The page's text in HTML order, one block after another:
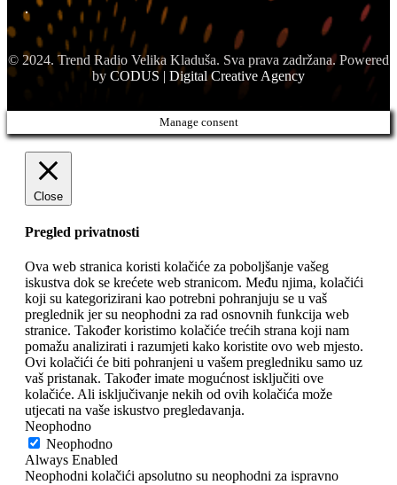
© 2024. Trend Radio Velika Kladuša. Sva prava zadržana. Powered
by CODUS | Digital Creative Agency
Manage consent
Close
Pregled privatnosti
Ova web stranica koristi kolačiće za poboljšanje vašeg
iskustva dok se krećete web stranicom. Među njima, kolačići
koji su kategorizirani kao potrebni pohranjuju se u vaš
preglednik jer su neophodni za rad osnovnih funkcija web
stranice. Također koristimo kolačiće trećih strana koji nam
pomažu analizirati i razumjeti kako koristite ovo web mjesto.
Ovi kolačići će biti pohranjeni u vašem pregledniku samo uz
vaš pristanak. Također imate mogućnost isključiti ove
kolačiće. Ali isključivanje nekih od ovih kolačića može
utjecati na vaše iskustvo pregledavanja.
Neophodno
Neophodno
Always Enabled
Neophodni kolačići apsolutno su neophodni za ispravno